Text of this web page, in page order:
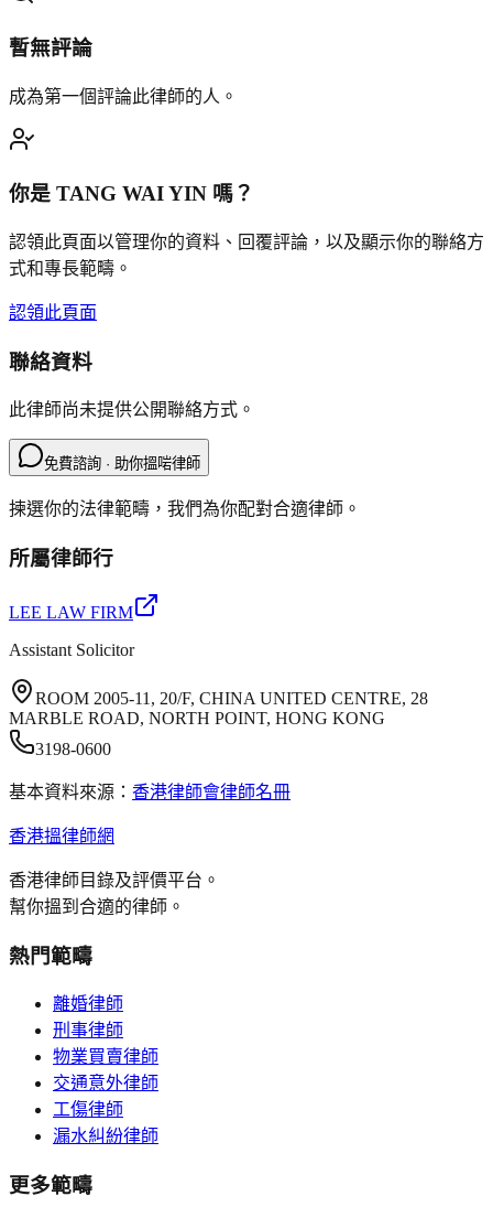
暫無評論
成為第一個評論此律師的人。
你是 TANG WAI YIN 嗎？
認領此頁面以管理你的資料、回覆評論，以及顯示你的聯絡方
式和專長範疇。
認領此頁面
聯絡資料
此律師尚未提供公開聯絡方式。
免費諮詢 · 助你搵啱律師
揀選你的法律範疇，我們為你配對合適律師。
所屬律師行
LEE LAW FIRM
Assistant Solicitor
ROOM 2005-11, 20/F, CHINA UNITED CENTRE, 28
MARBLE ROAD, NORTH POINT, HONG KONG
3198-0600
基本資料來源： 香港律師會律師名冊
香港搵律師網
香港律師目錄及評價平台。
幫你搵到合適的律師。
熱門範疇
離婚律師
刑事律師
物業買賣律師
交通意外律師
工傷律師
漏水糾紛律師
更多範疇